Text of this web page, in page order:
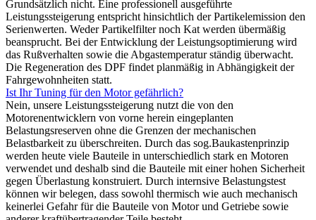
Grundsätzlich nicht. Eine professionell ausgeführte
Leistungssteigerung entspricht hinsichtlich der Partikelemission den
Serienwerten. Weder Partikelfilter noch Kat werden übermäßig
beansprucht. Bei der Entwicklung der Leistungsoptimierung wird
das Rußverhalten sowie die Abgastemperatur ständig überwacht.
Die Regeneration des DPF findet planmäßig in Abhängigkeit der
Fahrgewohnheiten statt.
Ist Ihr Tuning für den Motor gefährlich?
Nein, unsere Leistungssteigerung nutzt die von den
Motorenentwicklern von vorne herein eingeplanten
Belastungsreserven ohne die Grenzen der mechanischen
Belastbarkeit zu überschreiten. Durch das sog.Baukastenprinzip
werden heute viele Bauteile in unterschiedlich stark en Motoren
verwendet und deshalb sind die Bauteile mit einer hohen Sicherheit
gegen Überlastung konstruiert. Durch internsive Belastungstest
können wir belegen, dass sowohl thermisch wie auch mechanisch
keinerlei Gefahr für die Bauteile von Motor und Getriebe sowie